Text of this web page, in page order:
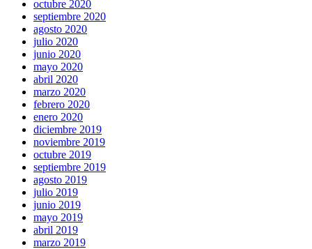
octubre 2020
septiembre 2020
agosto 2020
julio 2020
junio 2020
mayo 2020
abril 2020
marzo 2020
febrero 2020
enero 2020
diciembre 2019
noviembre 2019
octubre 2019
septiembre 2019
agosto 2019
julio 2019
junio 2019
mayo 2019
abril 2019
marzo 2019